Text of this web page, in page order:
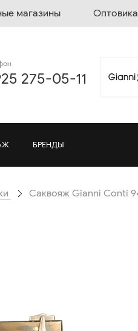
магазины
275-05-11
БРЕНДЫ
Саквояж Gianni Conti